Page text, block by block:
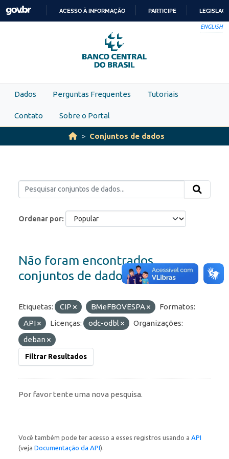
Skip to main content
PARA
O
CONTEÚDO
ACESSO À INFORMAÇÃO PARTICIPE
ENGLISH
Dados Perguntas Frequentes Tutoriais
Contato Sobre o Portal
Conjuntos de dados
Ordenar por
Não foram encontrados
conjuntos de dados
Etiquetas: CIP BMeFBOVESPA
Formatos:
API
Licenças: odc-odbl
Organizações:
deban
Filtrar Resultados
Por favor tente uma nova pesquisa.
Você também pode ter acesso a esses registros usando a API
(veja Documentação da API).